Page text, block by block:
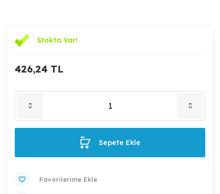
Stokta Var!
426,24 TL
Sepete Ekle